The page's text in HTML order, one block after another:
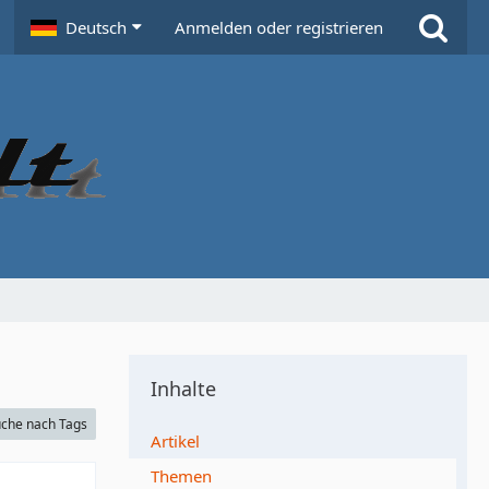
Deutsch Anmelden oder registrieren
nach Tags
Inhalte
Artikel
Themen